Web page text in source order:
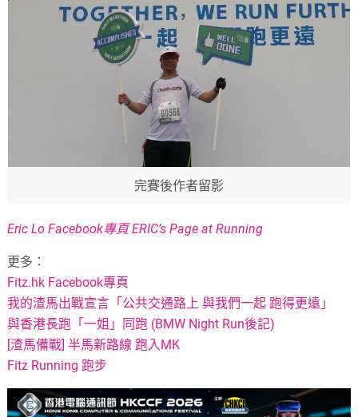
完賽後作者留影
Eric Lo Facebook專頁 ERIC’s Page at Running
更多：
Fitz.hk Facebook專頁
我的渣馬出戰宣言「公共交通路上 與我們一起 跑得更遠」
與香港長跑「一姐」同跑 (BMW Night Run後記)
[渣馬備戰] 半馬新路線 跑入MK
Fitz Running 跑步